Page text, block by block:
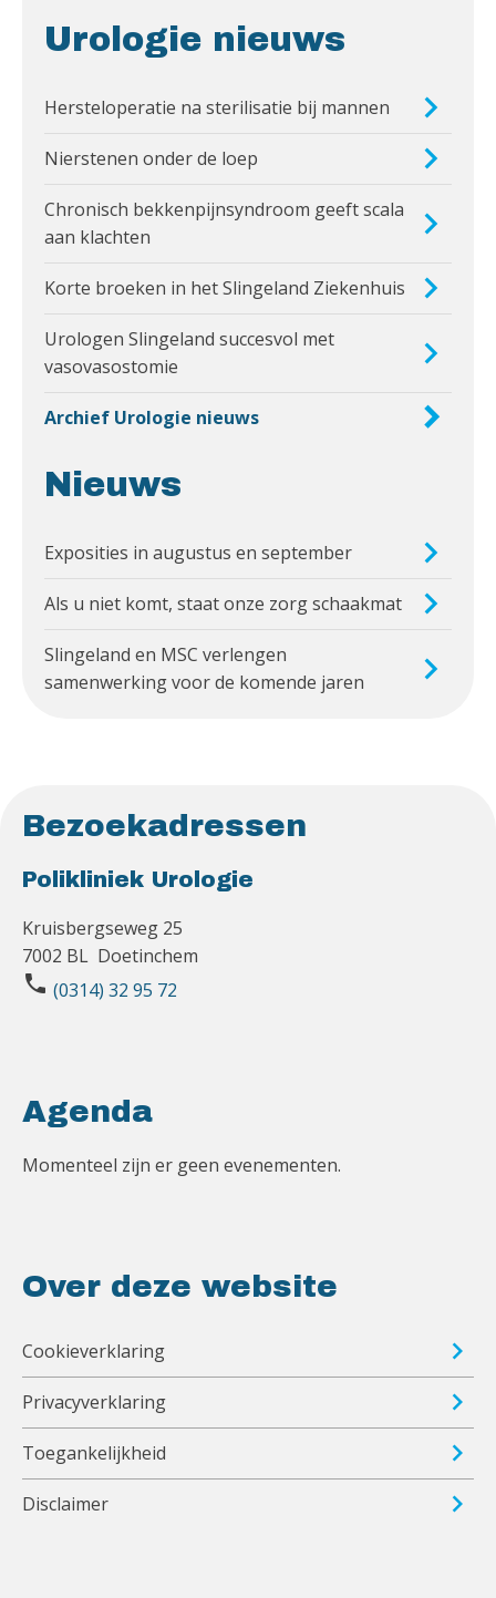
Urologie nieuws
Hersteloperatie na sterilisatie bij mannen
Nierstenen onder de loep
Chronisch bekkenpijnsyndroom geeft scala
aan klachten
Korte broeken in het Slingeland Ziekenhuis
Urologen Slingeland succesvol met
vasovasostomie
Archief Urologie nieuws
Nieuws
Exposities in augustus en september
Als u niet komt, staat onze zorg schaakmat
Slingeland en MSC verlengen
samenwerking voor de komende jaren
Bezoekadressen
Polikliniek Urologie
Kruisbergseweg 25
7002 BL Doetinchem
phone (0314) 32 95 72
Agenda
Momenteel zijn er geen evenementen.
Over deze website
Cookieverklaring
Privacyverklaring
Toegankelijkheid
Disclaimer